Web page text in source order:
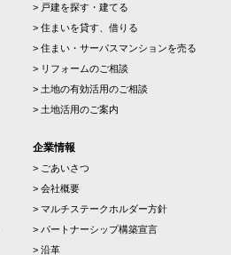
> 戸建を探す・建てる
> 住まいを貸す、借りる
> 住まい・サーパスマンションを売る
> リフォームのご相談
> 土地の有効活用のご相談
> 土地活用のご案内
企業情報
> ごあいさつ
> 会社概要
> マルチステークホルダー方針
> パートナーシップ構築宣言
> 沿革